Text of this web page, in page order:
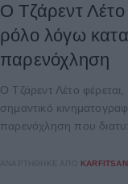
Ο Τζάρεντ Λέτο
ρόλο λόγω
παρενόχληση
Ο Τζάρεντ Λέτο
σημαντικό
παρενόχληση που
ΑΝΑΡΤΉΘΗΚΕ ΑΠΌ